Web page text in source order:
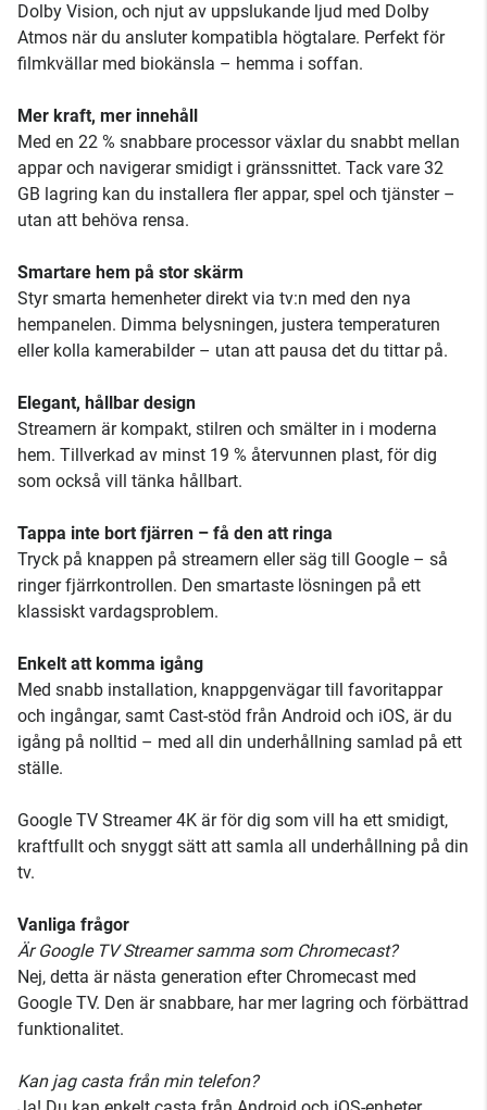
Dolby Vision, och njut av uppslukande ljud med Dolby
Atmos när du ansluter kompatibla högtalare. Perfekt för
filmkvällar med biokänsla – hemma i soffan.
Mer kraft, mer innehåll
Med en 22 % snabbare processor växlar du snabbt mellan
appar och navigerar smidigt i gränssnittet. Tack vare 32
GB lagring kan du installera fler appar, spel och tjänster –
utan att behöva rensa.
Smartare hem på stor skärm
Styr smarta hemenheter direkt via tv:n med den nya
hempanelen. Dimma belysningen, justera temperaturen
eller kolla kamerabilder – utan att pausa det du tittar på.
Elegant, hållbar design
Streamern är kompakt, stilren och smälter in i moderna
hem. Tillverkad av minst 19 % återvunnen plast, för dig
som också vill tänka hållbart.
Tappa inte bort fjärren – få den att ringa
Tryck på knappen på streamern eller säg till Google – så
ringer fjärrkontrollen. Den smartaste lösningen på ett
klassiskt vardagsproblem.
Enkelt att komma igång
Med snabb installation, knappgenvägar till favoritappar
och ingångar, samt Cast-stöd från Android och iOS, är du
igång på nolltid – med all din underhållning samlad på ett
ställe.
Google TV Streamer 4K är för dig som vill ha ett smidigt,
kraftfullt och snyggt sätt att samla all underhållning på din
tv.
Vanliga frågor
Är Google TV Streamer samma som Chromecast?
Nej, detta är nästa generation efter Chromecast med
Google TV. Den är snabbare, har mer lagring och förbättrad
funktionalitet.
Kan jag casta från min telefon?